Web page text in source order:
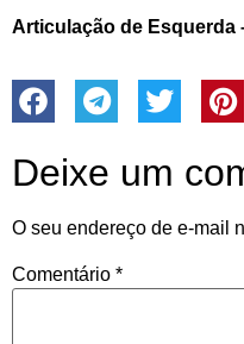
Articulação de Esquerda
Deixe um
O seu endereço de e-mail
Comentário *